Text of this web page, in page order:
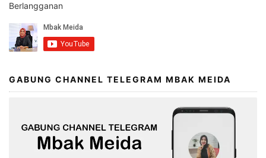
Berlangganan
GABUNG CHANNEL TELEGRAM MBAK MEIDA